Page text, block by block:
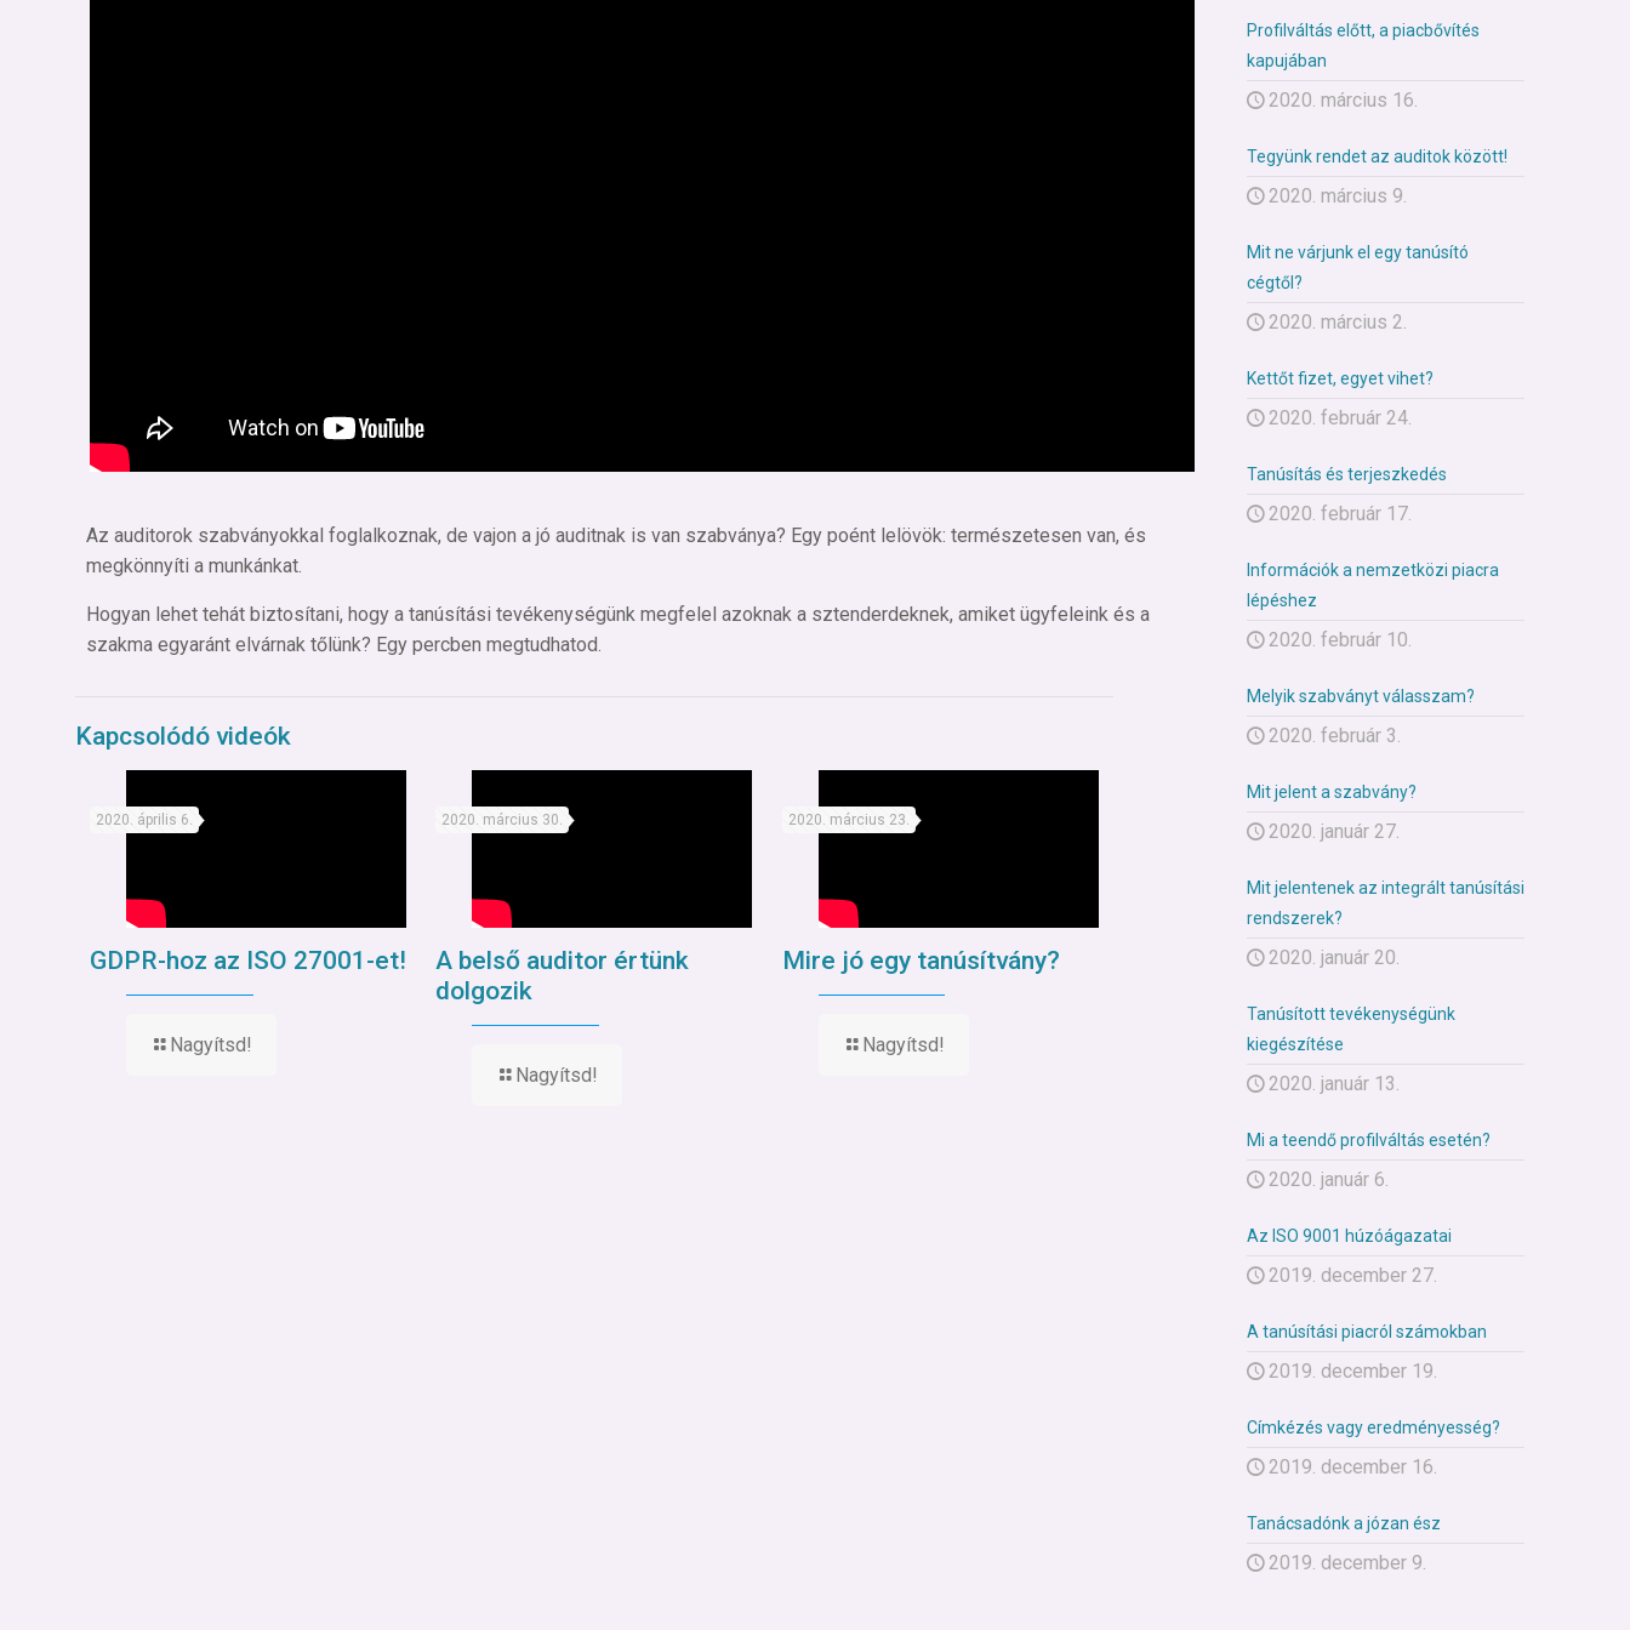
Az auditorok szabványokkal foglalkoznak, de vajon a jó auditnak is van szabványa? Egy poént lelövök: természetesen van, és
megkönnyíti a munkánkat.
Hogyan lehet tehát biztosítani, hogy a tanúsítási tevékenységünk megfelel azoknak a sztenderdeknek, amiket ügyfeleink és a
szakma egyaránt elvárnak tőlünk? Egy percben megtudhatod.
Kapcsolódó videók
2020. április 6.
GDPR-hoz az ISO 27001-et!
Nagyítsd!
2020. március 30.
A belső auditor értünk
dolgozik
Nagyítsd!
2020. március 23.
Mire jó egy tanúsítvány?
Nagyítsd!
Profilváltás előtt, a piacbővítés
kapujában
2020. március 16.
Tegyünk rendet az auditok között!
2020. március 9.
Mit ne várjunk el egy tanúsító
cégtől?
2020. március 2.
Kettőt fizet, egyet vihet?
2020. február 24.
Tanúsítás és terjeszkedés
2020. február 17.
Információk a nemzetközi piacra
lépéshez
2020. február 10.
Melyik szabványt válasszam?
2020. február 3.
Mit jelent a szabvány?
2020. január 27.
Mit jelentenek az integrált tanúsítási
rendszerek?
2020. január 20.
Tanúsított tevékenységünk
kiegészítése
2020. január 13.
Mi a teendő profilváltás esetén?
2020. január 6.
Az ISO 9001 húzóágazatai
2019. december 27.
A tanúsítási piacról számokban
2019. december 19.
Címkézés vagy eredményesség?
2019. december 16.
Tanácsadónk a józan ész
2019. december 9.